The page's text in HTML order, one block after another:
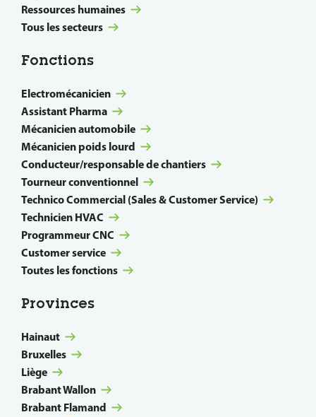
Ressources humaines
Tous les secteurs
Fonctions
Electromécanicien
Assistant Pharma
Mécanicien automobile
Mécanicien poids lourd
Conducteur/responsable de chantiers
Tourneur conventionnel
Technico Commercial (Sales & Customer Service)
Technicien HVAC
Programmeur CNC
Customer service
Toutes les fonctions
Provinces
Hainaut
Bruxelles
Liège
Brabant Wallon
Brabant Flamand